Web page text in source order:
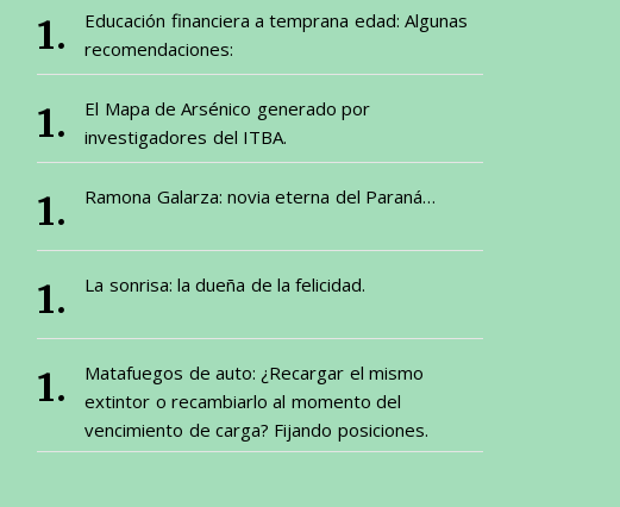
Educación financiera a temprana edad: Algunas
recomendaciones:
El Mapa de Arsénico generado por
investigadores del ITBA.
Ramona Galarza: novia eterna del Paraná…
La sonrisa: la dueña de la felicidad.
Matafuegos de auto: ¿Recargar el mismo
extintor o recambiarlo al momento del
vencimiento de carga? Fijando posiciones.